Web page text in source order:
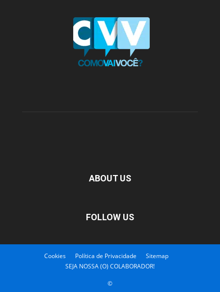
ABOUT US
FOLLOW US
Cookies Política de Privacidade
Sitemap
SEJA NOSSA (O) COLABORADOR!
©